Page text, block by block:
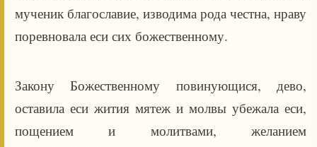
мученик благославие, изводима рода честна, нраву
поревновала еси сих божественному.
Закону Божественному повинующися, дево,
оставила еси жития мятеж и молвы убежала еси,
пощением и молитвами, желанием